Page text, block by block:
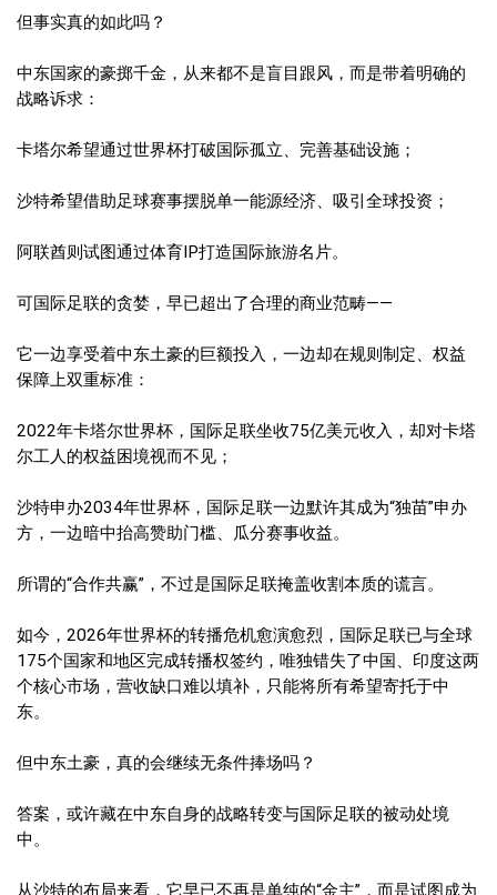
但事实真的如此吗？
中东国家的豪掷千金，从来都不是盲目跟风，而是带着明确的
战略诉求：
卡塔尔希望通过世界杯打破国际孤立、完善基础设施；
沙特希望借助足球赛事摆脱单一能源经济、吸引全球投资；
阿联酋则试图通过体育IP打造国际旅游名片。
可国际足联的贪婪，早已超出了合理的商业范畴——
它一边享受着中东土豪的巨额投入，一边却在规则制定、权益
保障上双重标准：
2022年卡塔尔世界杯，国际足联坐收75亿美元收入，却对卡塔
尔工人的权益困境视而不见；
沙特申办2034年世界杯，国际足联一边默许其成为“独苗”申办
方，一边暗中抬高赞助门槛、瓜分赛事收益。
所谓的“合作共赢”，不过是国际足联掩盖收割本质的谎言。
如今，2026年世界杯的转播危机愈演愈烈，国际足联已与全球
175个国家和地区完成转播权签约，唯独错失了中国、印度这两
个核心市场，营收缺口难以填补，只能将所有希望寄托于中
东。
但中东土豪，真的会继续无条件捧场吗？
答案，或许藏在中东自身的战略转变与国际足联的被动处境
中。